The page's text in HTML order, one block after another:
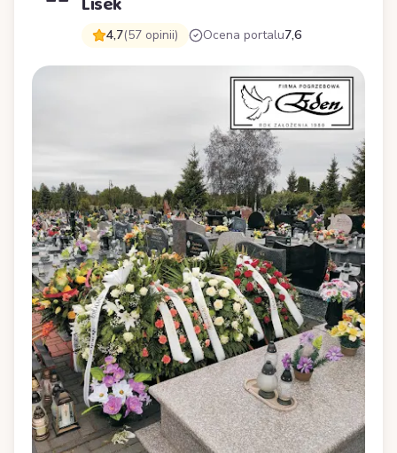
4,7(57 opinii) Ocena portalu7,6